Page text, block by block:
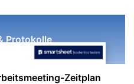
Protokolle
Zeitplan